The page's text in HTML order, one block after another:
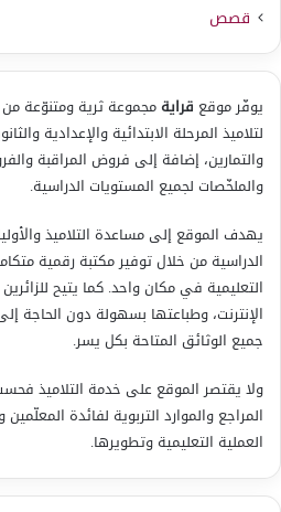
قصص
يوفّر موقع قرايةمجموعة ثرية ومتنوّعة من
لتلاميذ المرحلة الابتدائية والإعدادية
والتمارين، إضافة إلى فروض المراقبة
والملخّصات لجميع المستويات الدراسية.
يهدف الموقع إلى مساعدة التلاميذ
الدراسية من خلال توفير مكتبة رقمية
التعليمية في مكان واحد. كما يتيح
الإنترنت، وطباعتها بسهولة دون الحاجة
جميع الوثائق المتاحة بكل يسر.
ولا يقتصر الموقع على خدمة التلاميذ
المراجع والموارد التربوية لفائدة
العملية التعليمية وتطويرها.